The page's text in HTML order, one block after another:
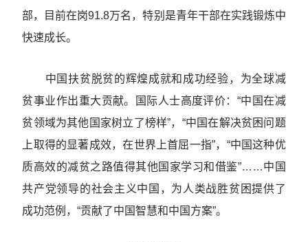
部，目前在岗91.8万名，特别是青年干部在实践锻炼中
快速成长。
中国扶贫脱贫的辉煌成就和成功经验，为全球减
贫事业作出重大贡献。国际人士高度评价：“中国在减
贫领域为其他国家树立了榜样”，“中国在解决贫困问题
上取得的显著成效，在世界上首屈一指”，“中国这种优
质高效的减贫之路值得其他国家学习和借鉴”……中国
共产党领导的社会主义中国，为人类战胜贫困提供了
成功范例，“贡献了中国智慧和中国方案”。